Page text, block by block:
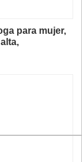
para mujer,
baile latino